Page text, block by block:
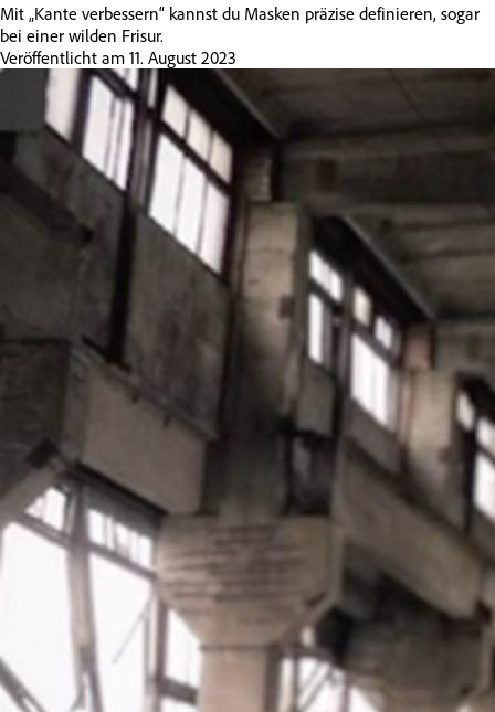
Mit „Kante verbessern“ kannst du Masken präzise definieren, sogar
bei einer wilden Frisur.
Veröffentlicht am 11. August 2023